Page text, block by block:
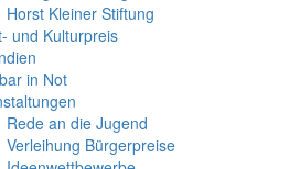
Horst Kleiner Stiftung
und Kulturpreis
in Not
Rede an die Jugend
Verleihung Bürgerpreise